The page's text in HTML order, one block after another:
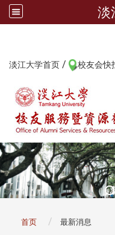
淡
淡江大学首页 / 校友会快
首页 最新消息